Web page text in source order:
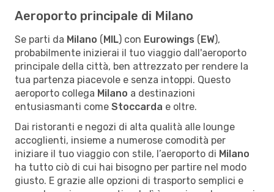
Aeroporto principale di Milano
Se parti da Milano (MIL) con Eurowings (EW),
probabilmente inizierai il tuo viaggio dall'aeroporto
principale della città, ben attrezzato per rendere la
tua partenza piacevole e senza intoppi. Questo
aeroporto collega Milano a destinazioni
entusiasmanti come Stoccarda e oltre.
Dai ristoranti e negozi di alta qualità alle lounge
accoglienti, insieme a numerose comodità per
iniziare il tuo viaggio con stile, l’aeroporto di Milano
ha tutto ciò di cui hai bisogno per partire nel modo
giusto. E grazie alle opzioni di trasporto semplici e